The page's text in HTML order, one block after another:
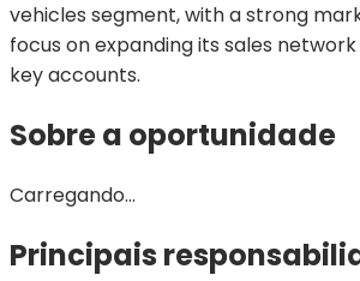
vehicles segment, with a strong
focus on expanding its sales
key accounts.
Sobre a oportunidade
Carregando...
Principais